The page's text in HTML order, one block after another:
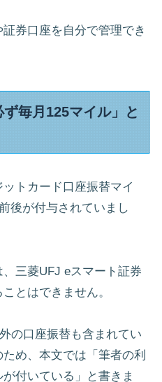
券口座を自分で管理でき
毎月125マイル」と
トカード口座振替マイ
後が付与されていまし
三菱UFJ eスマート証券
とはできません。
の口座振替も含まれてい
め、本文では「筆者の利
付いている」と書きま